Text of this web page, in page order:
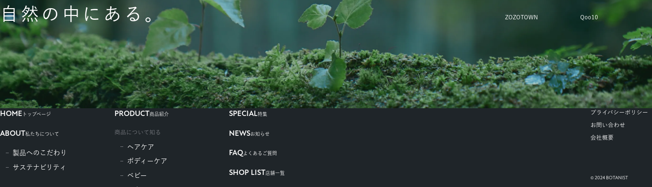
自然の中にある。
ZOZOTOWN Qoo10
HOME トップページ
ABOUT私たちについて
製品へのこだわり
サステナビリティ
PRODUCT商品紹介
商品について知る
ヘアケア
ボディーケア
ベビー
SPECIAL特集
NEWSお知らせ
FAQよくあるご質問
SHOP LIST店舗一覧
プライバシーポリシー
お問い合わせ
会社概要
© 2024 BOTANIST